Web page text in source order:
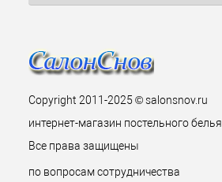
Copyright 2011-2025 © salonsnov.ru
интернет-магазин постельного белья.
Все права защищены
по вопросам сотрудничества